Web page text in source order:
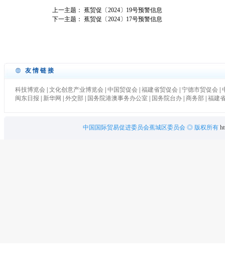
上一主题： 蕉贸促〔2024〕19号预警信息
下一主题： 蕉贸促〔2024〕17号预警信息
友情链接
科技博览会| 文化创意产业博览会| 中国贸促会| 福建省贸促会| 宁德市贸促会|
闽东日报
新华网 外交部| 国务院港澳事务办公室| 国务院台办| 商务部 福建
中国国际贸易促进委员会蕉城区委员会 ◎ 版权所有